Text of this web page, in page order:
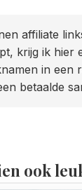
affiliate
krijg ik hier
in een
betaalde
ook